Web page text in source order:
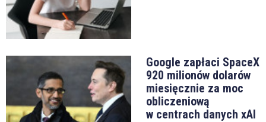
Google zapłaci SpaceX
920 milionów dolarów
miesięcznie za moc
obliczeniową
w centrach danych xAI